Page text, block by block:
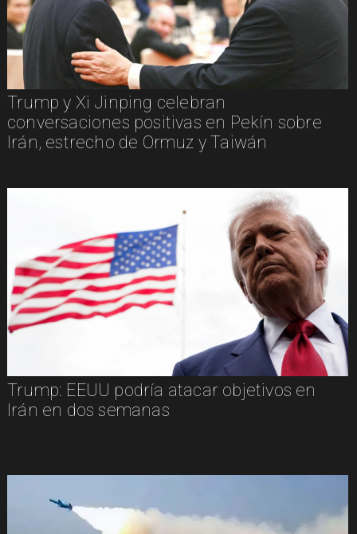
Trump y Xi Jinping celebran
conversaciones positivas en Pekín sobre
Irán, estrecho de Ormuz y Taiwán
Trump: EEUU podría atacar objetivos en
Irán en dos semanas